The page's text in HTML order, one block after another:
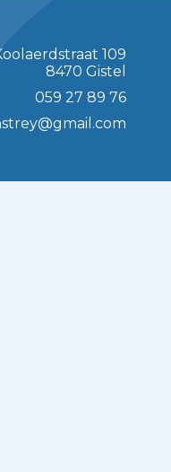
109
8470 Gistel
059 27 89 76